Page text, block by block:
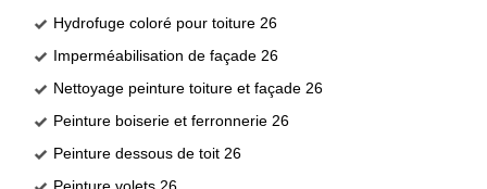
Hydrofuge coloré pour toiture 26
Imperméabilisation de façade 26
Nettoyage peinture toiture et façade 26
Peinture boiserie et ferronnerie 26
Peinture dessous de toit 26